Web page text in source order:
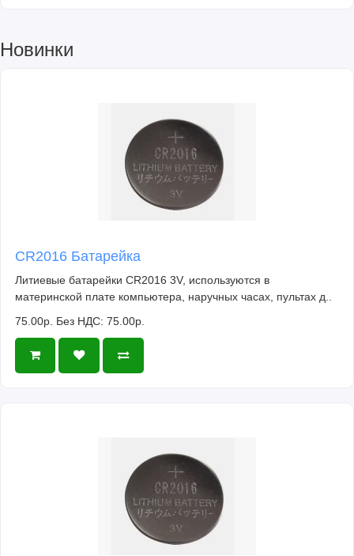
Новинки
CR2016 Батарейка
Литиевые батарейки CR2016 3V, используются в
материнской плате компьютера, наручных часах, пультах д..
75.00р. Без НДС: 75.00р.